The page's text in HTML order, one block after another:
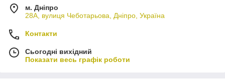
м. Дніпро
28А, вулиця Чеботарьова, Дніпро, Україна
Контакти
Сьогодні вихідний
Показати весь графік роботи